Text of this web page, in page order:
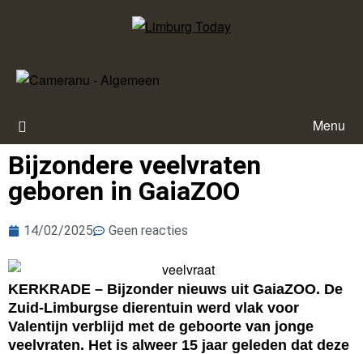
Menu
Bijzondere veelvraten
geboren in GaiaZOO
14/02/2025 Geen reacties
KERKRADE – Bijzonder nieuws uit GaiaZOO. De
Zuid-Limburgse dierentuin werd vlak voor
Valentijn verblijd met de geboorte van jonge
veelvraten. Het is alweer 15 jaar geleden dat deze